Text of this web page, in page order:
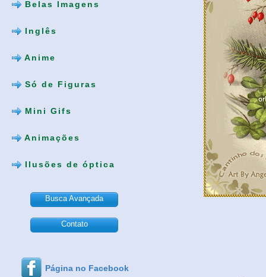
Belas Imagens
Inglês
Anime
Só de Figuras
Mini Gifs
Animações
Ilusões de óptica
Busca Avançada
Contato
Página no Facebook